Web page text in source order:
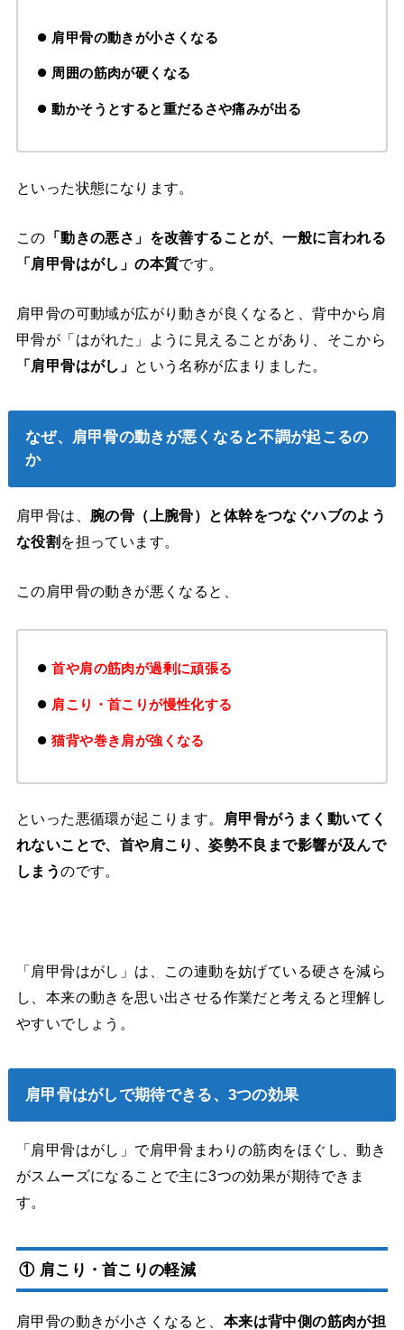
肩甲骨の動きが小さくなる
周囲の筋肉が硬くなる
動かそうとすると重だるさや痛みが出る
といった状態になります。
この 「動きの悪さ」を改善することが、一般に言われる
「肩甲骨はがし」の本質です。
肩甲骨の可動域が広がり動きが良くなると、背中から肩
甲骨が「はがれた」ように見えることがあり、そこから
「肩甲骨はがし」 という名称が広まりました。
なぜ、肩甲骨の動きが悪くなると不調が起こるの
か
肩甲骨は、 腕の骨（上腕骨）と体幹をつなぐハブのよう
な役割 を担っています。
この肩甲骨の動きが悪くなると、
首や肩の筋肉が過剰に頑張る
肩こり・首こりが慢性化する
猫背や巻き肩が強くなる
といった悪循環が起こります。
肩甲骨がうまく動いてく
れないことで、首や肩こり、姿勢不良まで影響が及んで
しまうのです。
「肩甲骨はがし」は、この連動を妨げている硬さを減ら
し、本来の動きを思い出させる作業だと考えると理解し
やすいでしょう。
肩甲骨はがしで期待できる、3つの効果
「肩甲骨はがし」で肩甲骨まわりの筋肉をほぐし、動き
がスムーズになることで主に3つの効果が期待できま
す。
① 肩こり・首こりの軽減
肩甲骨の動きが小さくなると、 本来は背中側の筋肉が担